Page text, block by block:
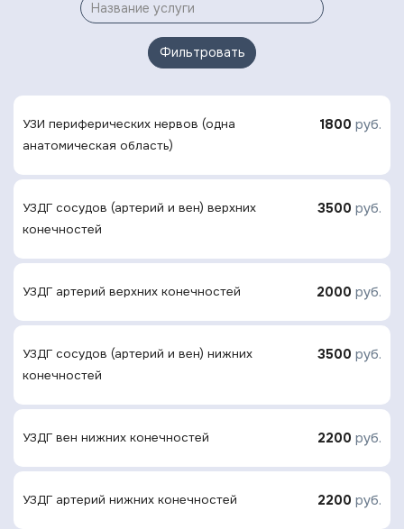
Фильтровать
УЗИ периферических нервов (одна
анатомическая область)
1800 руб.
УЗДГ сосудов (артерий и вен) верхних
конечностей
3500 руб.
УЗДГ артерий верхних конечностей 2000 руб.
УЗДГ сосудов (артерий и вен) нижних
конечностей
3500 руб.
УЗДГ вен нижних конечностей 2200 руб.
УЗДГ артерий нижних конечностей 2200 руб.